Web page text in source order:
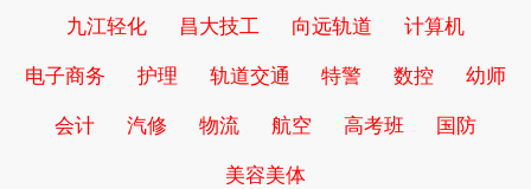
九江轻化 昌大技工 向远轨道 计算机
电子商务 护理 轨道交通 特警 数控 幼师
会计 汽修 物流 航空 高考班 国防
美容美体